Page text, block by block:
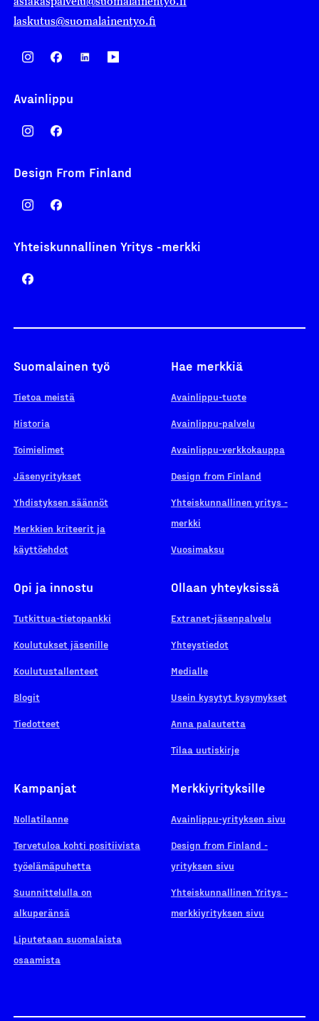
laskutus@suomalainentyo.fi
Avainlippu
Design From Finland
Yhteiskunnallinen Yritys -merkki
Suomalainen työ
Tietoa meistä
Historia
Toimielimet
Jäsenyritykset
Yhdistyksen säännöt
Merkkien kriteerit ja
käyttöehdot
Hae merkkiä
Avainlippu-tuote
Avainlippu-palvelu
Avainlippu-verkkokauppa
Design from Finland
Yhteiskunnallinen yritys -
merkki
Vuosimaksu
Opi ja innostu
Tutkittua-tietopankki
Koulutukset jäsenille
Koulutustallenteet
Blogit
Tiedotteet
Ollaan yhteyksissä
Extranet-jäsenpalvelu
Yhteystiedot
Medialle
Usein kysytyt kysymykset
Anna palautetta
Tilaa uutiskirje
Kampanjat
Nollatilanne
Tervetuloa kohti positiivista
työelämäpuhetta
Suunnittelulla on
alkuperänsä
Liputetaan suomalaista
osaamista
Merkkiyrityksille
Avainlippu-yrityksen sivu
Design from Finland -
yrityksen sivu
Yhteiskunnallinen Yritys -
merkkiyrityksen sivu